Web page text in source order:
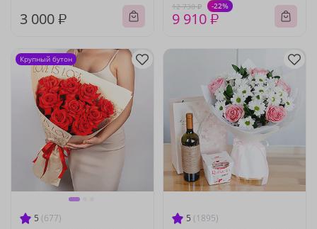
3 000 ₽
12 730 ₽ -22%
9 910 ₽
5 (677)
Крупный бутон
5 (1895)